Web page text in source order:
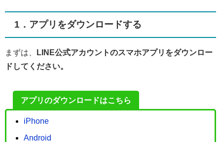
1．アプリをダウンロードする
まずは、
LINE公式アカウントのスマホアプリをダウンロー
ドしてください。
アプリのダウンロードはこちら
iPhone
Android